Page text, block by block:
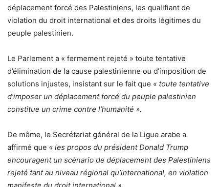
déplacement forcé des Palestiniens, les qualifiant de
violation du droit international et des droits légitimes du
peuple palestinien.
Le Parlement a « fermement rejeté » toute tentative
d’élimination de la cause palestinienne ou d’imposition de
solutions injustes, insistant sur le fait que « toute tentative
d’imposer un déplacement forcé du peuple palestinien
constitue un crime contre l’humanité ».
De même, le Secrétariat général de la Ligue arabe a
affirmé que « les propos du président Donald Trump
encouragent un scénario de déplacement des Palestiniens
rejeté tant au niveau régional qu’international, en violation
manifeste du droit international ».